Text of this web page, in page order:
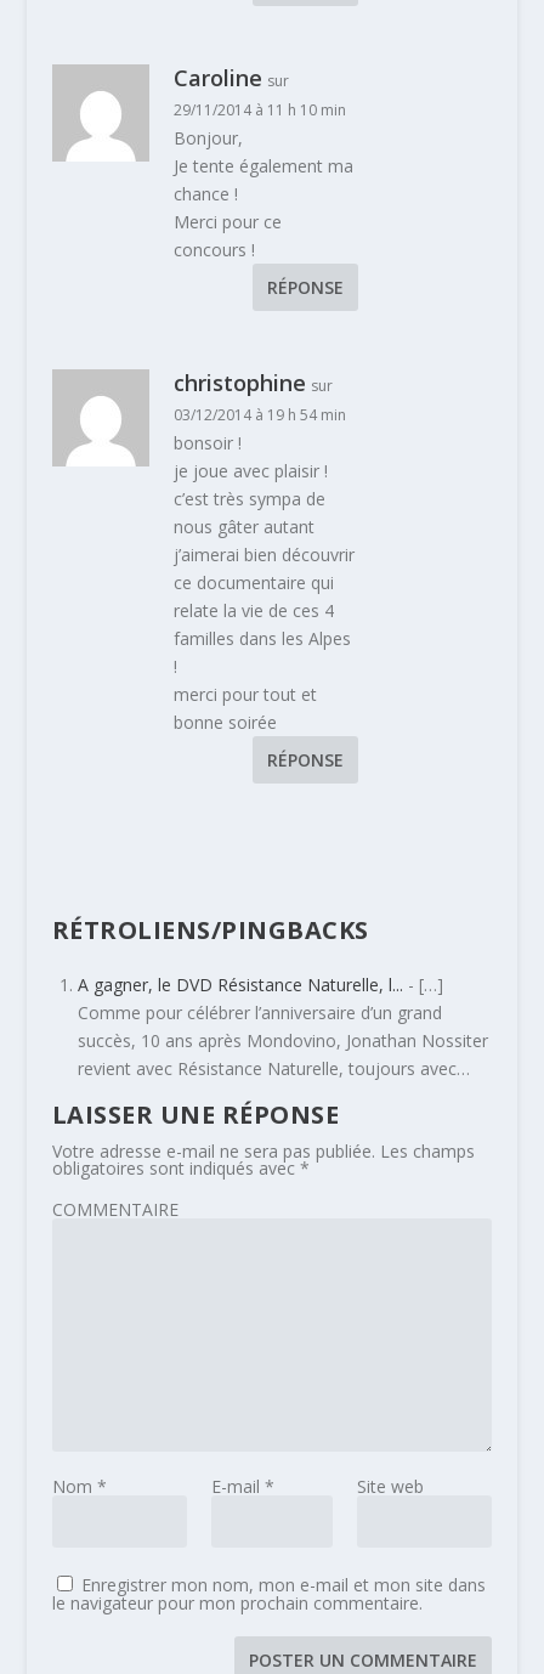
Caroline sur
29/11/2014 à 11 h 10 min
Bonjour,
Je tente également ma
chance !
Merci pour ce
concours !
RÉPONSE
christophine sur
03/12/2014 à 19 h 54 min
bonsoir !
je joue avec plaisir !
c’est très sympa de
nous gâter autant
j’aimerai bien découvrir
ce documentaire qui
relate la vie de ces 4
familles dans les Alpes
!
merci pour tout et
bonne soirée
RÉPONSE
RÉTROLIENS/PINGBACKS
A gagner, le DVD Résistance Naturelle, l... - […]
Comme pour célébrer l’anniversaire d’un grand
succès, 10 ans après Mondovino, Jonathan Nossiter
revient avec Résistance Naturelle, toujours avec…
LAISSER UNE RÉPONSE
Votre adresse e-mail ne sera pas publiée. Les champs
obligatoires sont indiqués avec *
COMMENTAIRE
Nom * E-mail * Site web
Enregistrer mon nom, mon e-mail et mon site dans
le navigateur pour mon prochain commentaire.